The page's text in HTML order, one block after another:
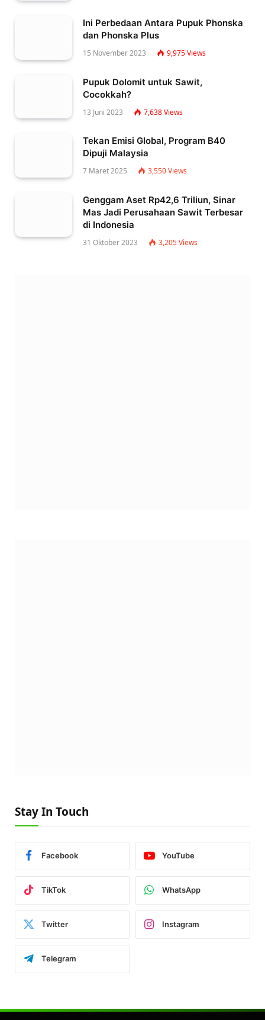
Ini Perbedaan Antara Pupuk Phonska
dan Phonska Plus
15 November 2023 9,975Views
Pupuk Dolomit untuk Sawit,
Cocokkah?
13 Juni 2023 7,638Views
Tekan Emisi Global, Program B40
Dipuji Malaysia
7 Maret 2025 3,550Views
Genggam Aset Rp42,6 Triliun, Sinar
Mas Jadi Perusahaan Sawit Terbesar
di Indonesia
31 Oktober 2023 3,205Views
Stay In Touch
Facebook YouTube
TikTok WhatsApp
Twitter Instagram
Telegram